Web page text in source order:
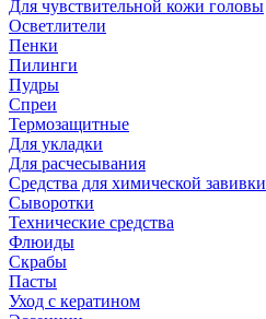
Для чувствительной кожи головы
Осветлители
Пенки
Пилинги
Пудры
Спреи
Термозащитные
Для укладки
Для расчесывания
Средства для химической завивки
Сыворотки
Технические средства
Флюиды
Скрабы
Пасты
Уход с кератином